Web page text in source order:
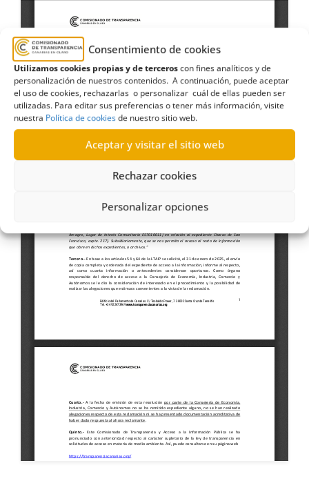
Consentimiento de cookies
Utilizamos cookies propias y de terceroscon fines analíticos y de
personalización de nuestros contenidos. A continuación, puede aceptar
el uso de cookies, rechazarlas o personalizar cuál de ellas pueden ser
utilizadas. Para editar sus preferencias o tener más información, visite
nuestra Política de cookiesde nuestro sitio web.
Aceptar y visitar el sitio web
Rechazar cookies
Personalizar opciones